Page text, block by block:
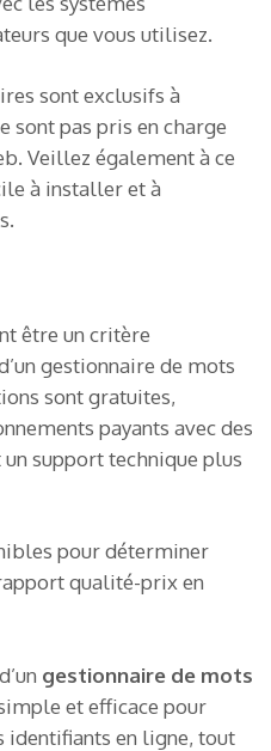
que vous utilisez.
sont exclusifs à
sont pas pris en charge
Veillez également à ce
à installer et à
être un critère
gestionnaire de mots
sont gratuites,
payants avec des
support technique plus
pour déterminer
qualité-prix en
gestionnaire de mots
et efficace pour
identifiants en ligne, tout